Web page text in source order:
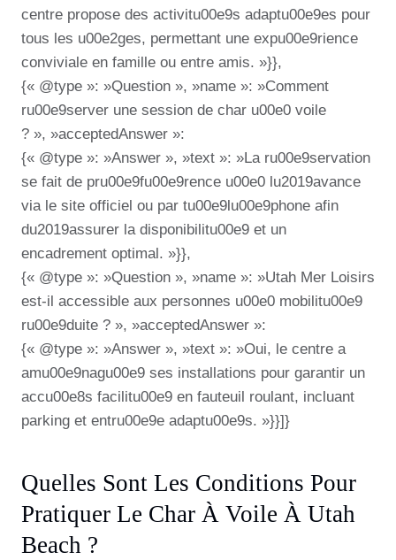
centre propose des activitu00e9s adaptu00e9es pour
tous les u00e2ges, permettant une expu00e9rience
conviviale en famille ou entre amis. »}},
{« @type »: »Question », »name »: »Comment
ru00e9server une session de char u00e0 voile
? », »acceptedAnswer »:
{« @type »: »Answer », »text »: »La ru00e9servation
se fait de pru00e9fu00e9rence u00e0 lu2019avance
via le site officiel ou par tu00e9lu00e9phone afin
du2019assurer la disponibilitu00e9 et un
encadrement optimal. »}},
{« @type »: »Question », »name »: »Utah Mer Loisirs
est-il accessible aux personnes u00e0 mobilitu00e9
ru00e9duite ? », »acceptedAnswer »:
{« @type »: »Answer », »text »: »Oui, le centre a
amu00e9nagu00e9 ses installations pour garantir un
accu00e8s facilitu00e9 en fauteuil roulant, incluant
parking et entru00e9e adaptu00e9s. »}}]}
Quelles Sont Les Conditions Pour
Pratiquer Le Char À Voile À Utah
Beach ?